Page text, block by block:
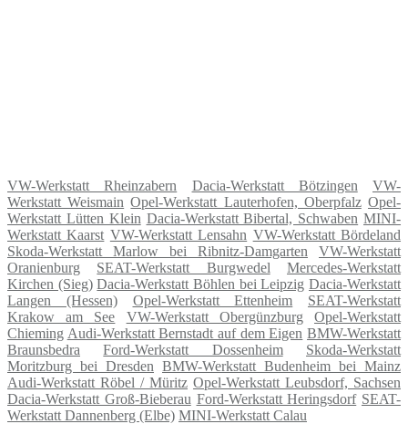
VW-Werkstatt Rheinzabern Dacia-Werkstatt Bötzingen
VW-
Werkstatt Weismain Opel-Werkstatt Lauterhofen, Oberpfalz Opel-
Werkstatt Lütten Klein Dacia-Werkstatt Bibertal, Schwaben MINI-
Werkstatt Kaarst VW-Werkstatt Lensahn VW-Werkstatt Bördeland
Skoda-Werkstatt Marlow bei Ribnitz-Damgarten
VW-Werkstatt
Oranienburg
SEAT-Werkstatt Burgwedel
Mercedes-Werkstatt
Kirchen (Sieg) Dacia-Werkstatt Böhlen bei Leipzig Dacia-Werkstatt
Langen (Hessen)
Opel-Werkstatt Ettenheim
SEAT-Werkstatt
Krakow am See
VW-Werkstatt Obergünzburg
Opel-Werkstatt
Chieming Audi-Werkstatt Bernstadt auf dem Eigen BMW-Werkstatt
Braunsbedra
Ford-Werkstatt Dossenheim
Skoda-Werkstatt
Moritzburg bei Dresden BMW-Werkstatt Budenheim bei Mainz
Audi-Werkstatt Röbel / Müritz Opel-Werkstatt Leubsdorf, Sachsen
Dacia-Werkstatt Groß-Bieberau Ford-Werkstatt Heringsdorf SEAT-
Werkstatt Dannenberg (Elbe) MINI-Werkstatt Calau